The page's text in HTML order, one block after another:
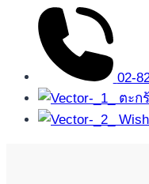
02-
ตะก